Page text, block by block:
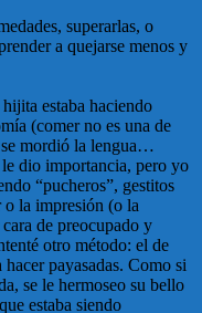
superarlas, o
a quejarse menos y
estaba haciendo
(comer no es una de
se mordió la lengua…
dio importancia, pero yo
“pucheros”, gestitos
o la impresión (o la
de preocupado y
otro método: el de
payasadas. Como si
se le hermoseo su bello
estaba siendo